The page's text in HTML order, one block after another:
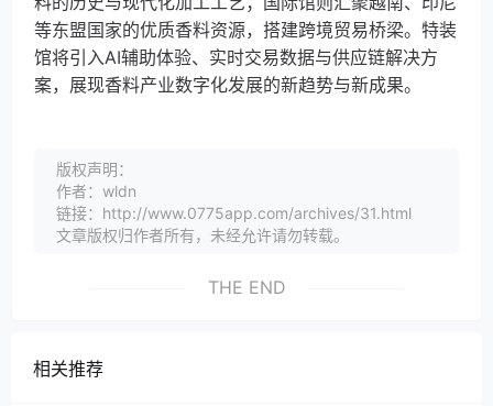
等东盟国家的优质香料资源，搭建跨境贸易桥梁。特装
馆将引入AI辅助体验、实时交易数据与供应链解决方
案，展现香料产业数字化发展的新趋势与新成果。
版权声明：
作者：wldn
链接：http://www.0775app.com/archives/31.html
文章版权归作者所有，未经允许请勿转载。
THE END
相关推荐